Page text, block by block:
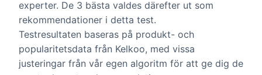
experter. De 3 bästa valdes därefter ut som
rekommendationer i detta test.
Testresultaten baseras på produkt- och
popularitetsdata från Kelkoo, med vissa
justeringar från vår egen algoritm för att ge dig de